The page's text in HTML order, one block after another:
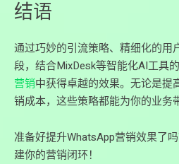
结语
通过巧妙的引流策略、精细化的用
段，结合MixDesk等智能化AI工具
营销中获得卓越的效果。无论是提
销成本，这些策略都能为你的业务
准备好提升WhatsApp营销效果了
建你的营销闭环！